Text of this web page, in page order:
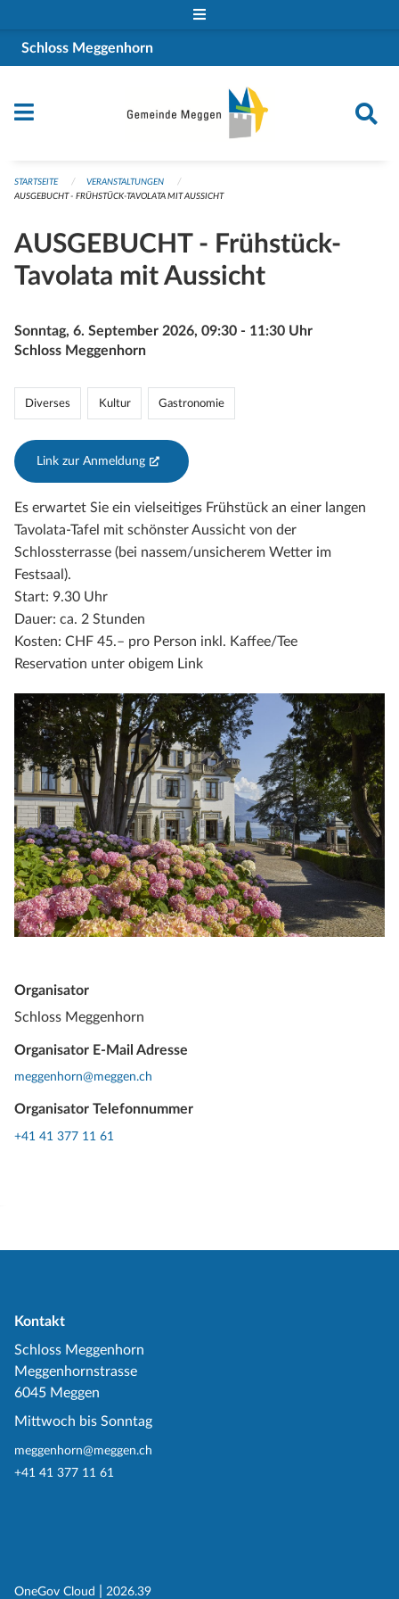
Schloss Meggenhorn
STARTSEITE
VERANSTALTUNGEN
AUSGEBUCHT - FRÜHSTÜCK-TAVOLATA MIT AUSSICHT
AUSGEBUCHT - Frühstück-
Tavolata mit Aussicht
Sonntag, 6. September 2026, 09:30 - 11:30 Uhr
Schloss Meggenhorn
Diverses Kultur Gastronomie
Link zur Anmeldung (External Link)
Es erwartet Sie ein vielseitiges Frühstück an einer langen
Tavolata-Tafel mit schönster Aussicht von der
Schlossterrasse (bei nassem/unsicherem Wetter im
Festsaal).
Start: 9.30 Uhr
Dauer: ca. 2 Stunden
Kosten: CHF 45.– pro Person inkl. Kaffee/Tee
Reservation unter obigem Link
Organisator
Schloss Meggenhorn
Organisator E-Mail Adresse
meggenhorn@meggen.ch
Organisator Telefonnummer
+41 41 377 11 61
Kontakt
Schloss Meggenhorn
Meggenhornstrasse
6045 Meggen
Mittwoch bis Sonntag
meggenhorn@meggen.ch
+41 41 377 11 61
OneGov Cloud (External Link)
2026.39